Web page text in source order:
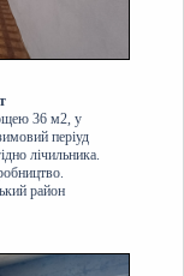
36 м2, у
періуд
лічильника.
район